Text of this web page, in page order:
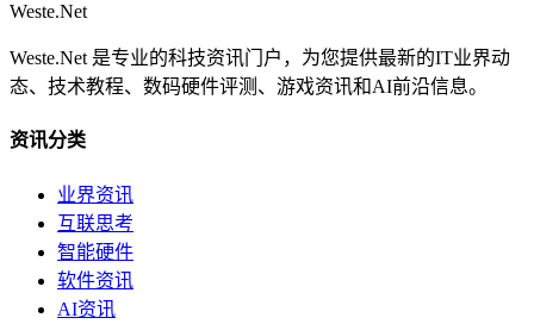
Weste.Net
Weste.Net 是专业的科技资讯门户，为您提供最新的IT业界动
态、技术教程、数码硬件评测、游戏资讯和AI前沿信息。
资讯分类
业界资讯
互联思考
智能硬件
软件资讯
AI资讯